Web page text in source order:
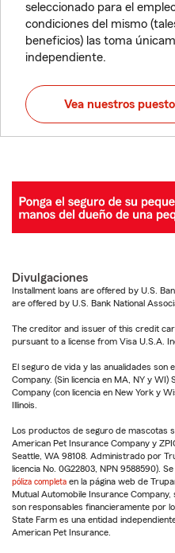
seleccionado para el
condiciones del mismo
beneficios) las toma
independiente.
Vea nuestros
Divulgaciones
Installment loans are offered by U.S.
are offered by U.S. Bank National
The creditor and issuer of this credit
pursuant to a license from Visa U.S.A.
El seguro de vida y las anualidades
Company. (Sin licencia en MA, NY y
Company (con licencia en New York y
Illinois.
Los productos de seguro de mascotas
American Pet Insurance Company y
Seattle, WA 98108. Administrado por
licencia No. 0G22803, NPN 9588590).
póliza completa en la página web de
Mutual Automobile Insurance
son responsables financieramente por
State Farm es una entidad
American Pet Insurance.